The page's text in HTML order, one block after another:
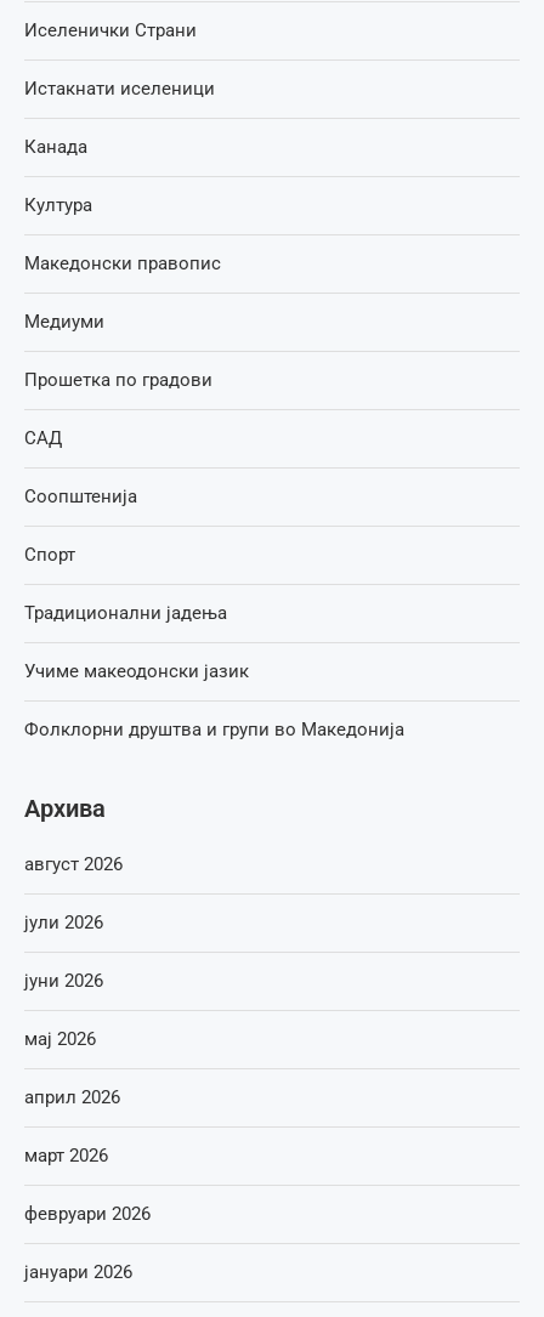
Иселенички Страни
Истакнати иселеници
Канада
Култура
Македонски правопис
Медиуми
Прошетка по градови
САД
Соопштенија
Спорт
Традиционални јадења
Учиме макеодонски јазик
Фолклорни друштва и групи во Македонија
Архива
август 2026
јули 2026
јуни 2026
мај 2026
април 2026
март 2026
февруари 2026
јануари 2026